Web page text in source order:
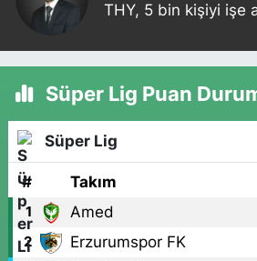
THY, 5 bin kişiyi işe
Süper Lig Puan
Süper Lig
# Takım
1 Amed
2 Erzurumspor FK